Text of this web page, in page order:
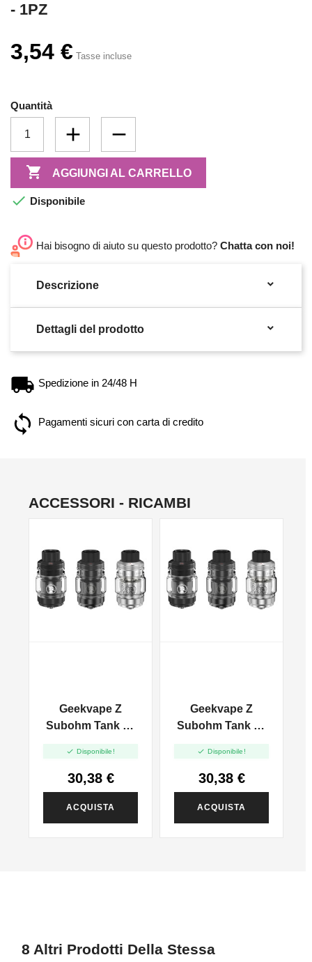
- 1PZ
3,54 € Tasse incluse
Quantità
 AGGIUNGI AL CARRELLO
 Disponibile
Hai bisogno di aiuto su questo prodotto? Chatta con noi!
Descrizione 
Dettagli del prodotto 
Spedizione in 24/48 H
Pagamenti sicuri con carta di credito
ACCESSORI - RICAMBI
Geekvape Z
Subohm Tank 5 -
 Disponibile!
30,38 €
ACQUISTA
Geekvape Z
Subohm Tank 5 -
 Disponibile!
30,38 €
ACQUISTA
8 Altri Prodotti Della Stessa